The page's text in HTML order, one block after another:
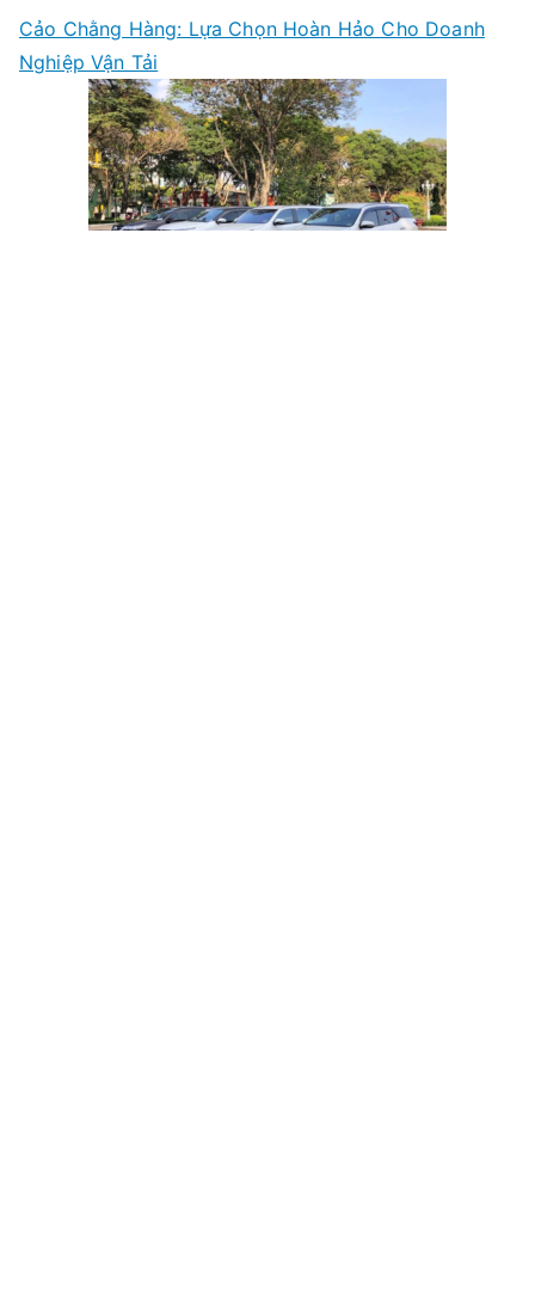
Cảo Chằng Hàng: Lựa Chọn Hoàn Hảo Cho Doanh
Nghiệp Vận Tải